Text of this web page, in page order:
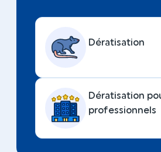
Dératisation
Dératisation
professionnels